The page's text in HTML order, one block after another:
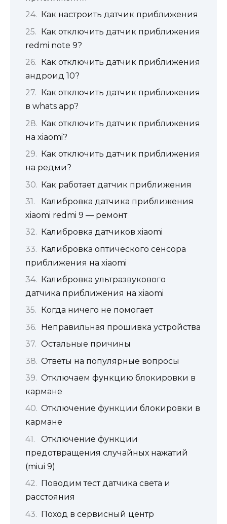
Как настроить датчик приближения
Как отключить датчик приближения
redmi note 9?
Как отключить датчик приближения
андроид 10?
Как отключить датчик приближения
в whats app?
Как отключить датчик приближения
на xiaomi?
Как отключить датчик приближения
на редми?
Как работает датчик приближения
Калибровка датчика приближения
xiaomi redmi 9 — ремонт
Калибровка датчиков xiaomi
Калибровка оптического сенсора
приближения на xiaomi
Калибровка ультразвукового
датчика приближения на xiaomi
Когда ничего не помогает
Неправильная прошивка устройства
Остальные причины
Ответы на популярные вопросы
Отключаем функцию блокировки в
кармане
Отключение функции блокировки в
кармане
Отключение функции
предотвращения случайных нажатий
(miui 9)
Поводим тест датчика света и
расстояния
Поход в сервисный центр